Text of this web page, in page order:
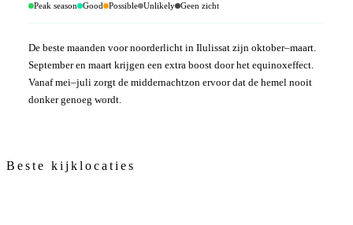
Peak season Good Possible Unlikely Geen zicht
De beste maanden voor noorderlicht in Ilulissat zijn oktober–maart.
September en maart krijgen een extra boost door het equinoxeffect.
Vanaf mei–juli zorgt de middernachtzon ervoor dat de hemel nooit
donker genoeg wordt.
Beste kijklocaties